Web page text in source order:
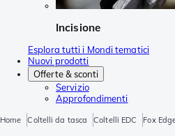
Incisione
Esplora tutti i Mondi tematici
Nuovi prodotti
Offerte & sconti
Servizio
Approfondimenti
Home Coltelli da tasca Coltelli EDC Fox